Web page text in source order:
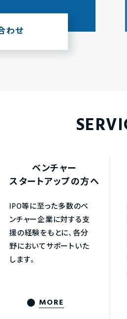
わせ
ベンチャー
スタートアップの方へ
IPO等に至った多数のベ
ンチャー企業に対する支
援の経験をもとに、各分
野においてサポートいた
します。
MORE